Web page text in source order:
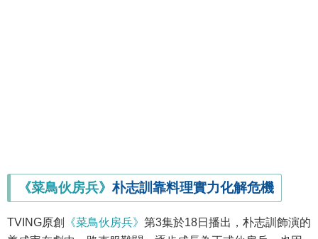
《菜鳥伙房兵》朴志訓靠料理實力化解危機
TVING原創 《菜鳥伙房兵》 第3集於18日播出，朴志訓飾演的